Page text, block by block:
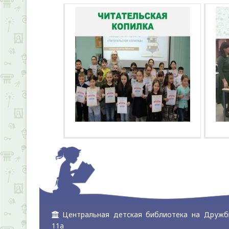
Центральная детская библиотека на
11а